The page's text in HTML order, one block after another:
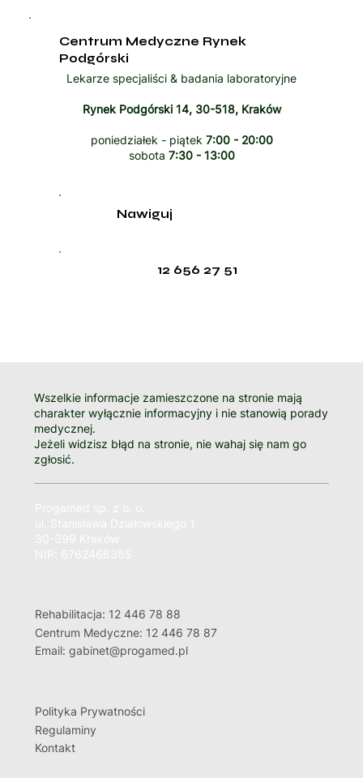
Centrum Medyczne Rynek
Podgórski
Lekarze specjaliści & badania laboratoryjne
Rynek Podgórski 14, 30-518, Kraków
poniedziałek - piątek 7:00 - 20:00
sobota 7:30 - 13:00
12 656 27 51
Nawiguj
Wszelkie informacje zamieszczone na stronie mają
charakter wyłącznie informacyjny i nie stanowią porady
medycznej.
Jeżeli widzisz błąd na stronie, nie wahaj się nam go
zgłosić.
Rehabilitacja: 12 446 78 88
Centrum Medyczne: 12 446 78 87
Email: gabinet@progamed.pl
Polityka Prywatności
Regulaminy
Kontakt